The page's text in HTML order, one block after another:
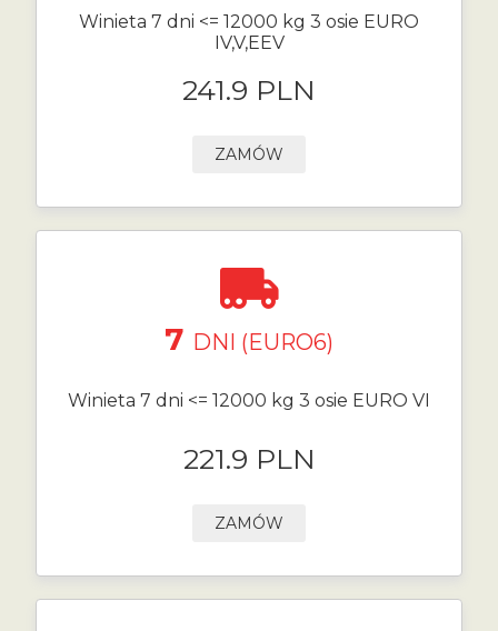
Winieta 7 dni <= 12000 kg 3 osie EURO
IV,V,EEV
241.9 PLN
ZAMÓW
7 DNI (EURO6)
Winieta 7 dni <= 12000 kg 3 osie EURO VI
221.9 PLN
ZAMÓW